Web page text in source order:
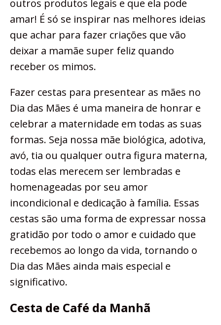
outros produtos legais e que ela pode
amar! É só se inspirar nas melhores ideias
que achar para fazer criações que vão
deixar a mamãe super feliz quando
receber os mimos.
Fazer cestas para presentear as mães no
Dia das Mães é uma maneira de honrar e
celebrar a maternidade em todas as suas
formas. Seja nossa mãe biológica, adotiva,
avó, tia ou qualquer outra figura materna,
todas elas merecem ser lembradas e
homenageadas por seu amor
incondicional e dedicação à família. Essas
cestas são uma forma de expressar nossa
gratidão por todo o amor e cuidado que
recebemos ao longo da vida, tornando o
Dia das Mães ainda mais especial e
significativo.
Cesta de Café da Manhã